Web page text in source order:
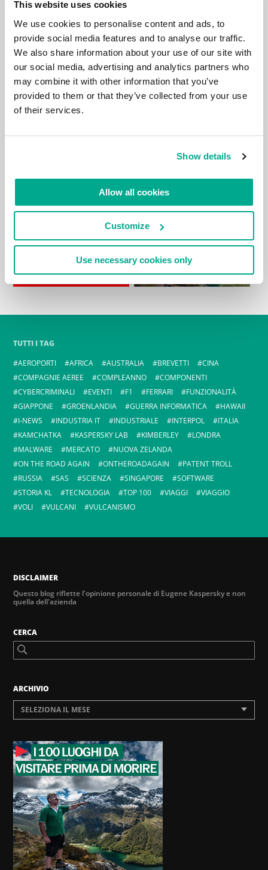
This website uses cookies
We use cookies to personalise content and ads, to
provide social media features and to analyse our traffic.
We also share information about your use of our site with
our social media, advertising and analytics partners who
may combine it with other information that you’ve
provided to them or that they’ve collected from your use
of their services.
Show details
Allow all cookies
Customize
Use necessary cookies only
VIDEO
TUTTI I TAG
AEROPORTI
AFRICA AUSTRALIA BREVETTI
CINA
COMPAGNIE AEREE
COMPLEANNO
COMPONENTI
CYBERCRIMINALI
EVENTI F1 FERRARI
FUNZIONALITÀ
GIAPPONE
GROENLANDIA GUERRA INFORMATICA
HAWAII
I-NEWS
INDUSTRIA IT INDUSTRIALE INTERPOL
ITALIA
KAMCHATKA
KASPERSKY LAB KIMBERLEY
LONDRA
MALWARE
MERCATO
NUOVA ZELANDA
ON THE ROAD AGAIN
ONTHEROADAGAIN
PATENT TROLL
RUSSIA
SAS SCIENZA SINGAPORE
SOFTWARE
STORIA KL
TECNOLOGIA TOP 100 VIAGGI
VIAGGIO
VOLI
VULCANI VULCANISMO
DISCLAIMER
Questo blog riflette l'opinione personale di Eugene Kaspersky e non
quella dell'azienda
CERCA
ARCHIVIO
SELEZIONA IL MESE